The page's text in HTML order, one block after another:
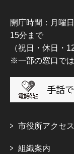
開庁時間：月曜
15分まで
（祝日・休日・
※一部の窓口で
市役所アクセ
組織案内